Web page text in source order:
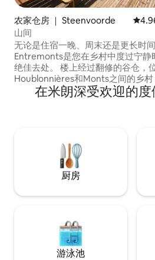
农家仓房 ｜ Steenvoorde 平均
山间
无论是住宿一晚、周末还是更长时间
Entremonts是您在乡村中度过宁静
绝佳去处。 楼上经过翻修的谷仓，
Houblonnières和Monts之间的乡村
Mont Cassel、Mont des Cats、
Récollets、Mont des Noir、Mont
地方。距离比利时5公里，距离大海
在米朗深受欢迎的
厨房
游泳池